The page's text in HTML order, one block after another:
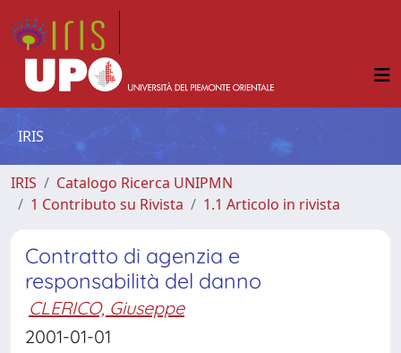
IRIS
IRIS
Catalogo Ricerca UNIPMN
1 Contributo su Rivista
1.1 Articolo in rivista
Contratto di agenzia e
responsabilità del danno
CLERICO, Giuseppe
2001-01-01